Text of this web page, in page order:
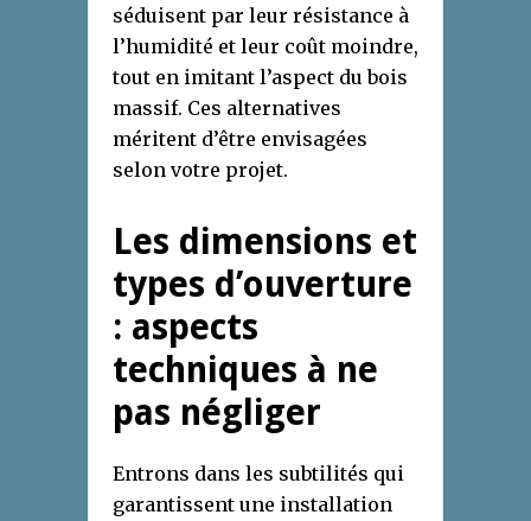
séduisent par leur résistance à
l’humidité et leur coût moindre,
tout en imitant l’aspect du bois
massif. Ces alternatives
méritent d’être envisagées
selon votre projet.
Les dimensions et
types d’ouverture
: aspects
techniques à ne
pas négliger
Entrons dans les subtilités qui
garantissent une installation